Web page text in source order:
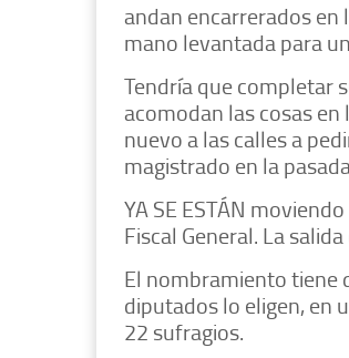
andan encarrerados en
mano levantada para
Tendría que completar
acomodan las cosas
nuevo a las calles a
magistrado en la
YA SE ESTÁN
Fiscal General. La
El nombramiento tiene
diputados lo eligen, en
22 sufragios.